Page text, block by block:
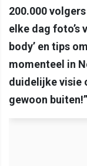
200.000
elke dag foto’s
body’ en tips
momenteel in
duidelijke visie
gewoon buiten!”